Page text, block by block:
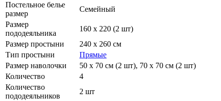
Постельное белье
размер
Семейный
Размер
пододеяльника
160 х 220 (2 шт)
Размер простыни
240 х 260 см
Тип простыни
Прямые
Размер наволочки
50 х 70 см (2 шт), 70 х 70 см (2 шт)
Количество
4
Количество
пододеяльников
2 шт